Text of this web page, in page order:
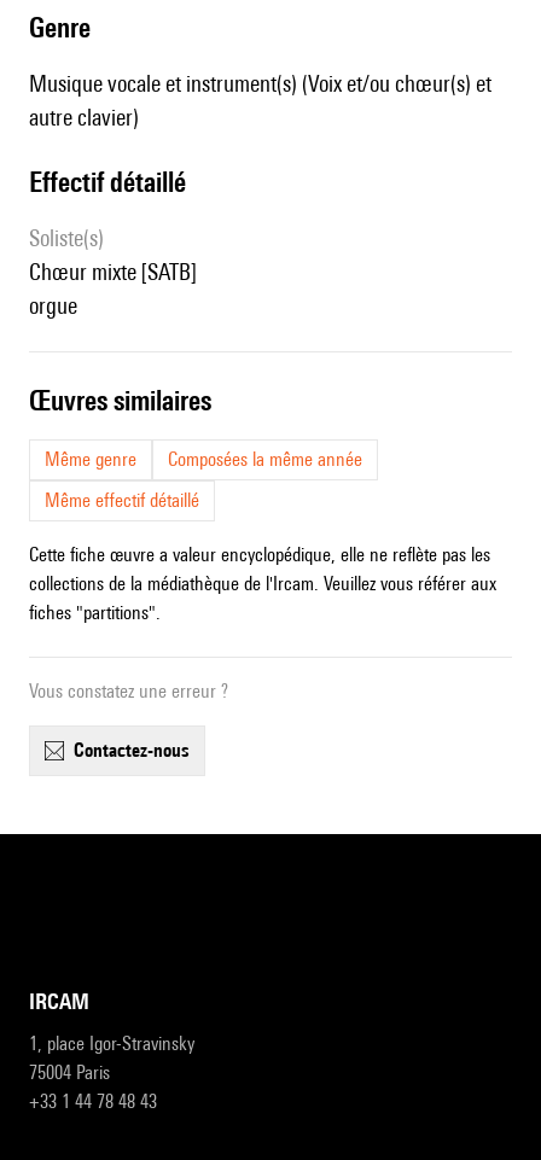
genre
Musique vocale et instrument(s) (Voix et/ou chœur(s) et
autre clavier)
effectif détaillé
Soliste(s)
chœur mixte [SATB]
orgue
œuvres similaires
Même genre
Composées la même année
Même effectif détaillé
Cette fiche œuvre a valeur encyclopédique, elle ne reflète pas les
collections de la médiathèque de l'Ircam. Veuillez vous référer aux
fiches "partitions".
Vous constatez une erreur ?
contactez-nous
IRCAM
1, place Igor-Stravinsky
75004 Paris
+33 1 44 78 48 43